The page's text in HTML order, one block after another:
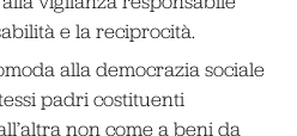
e la reciprocità.
alla democrazia sociale
padri costituenti
non come a beni da